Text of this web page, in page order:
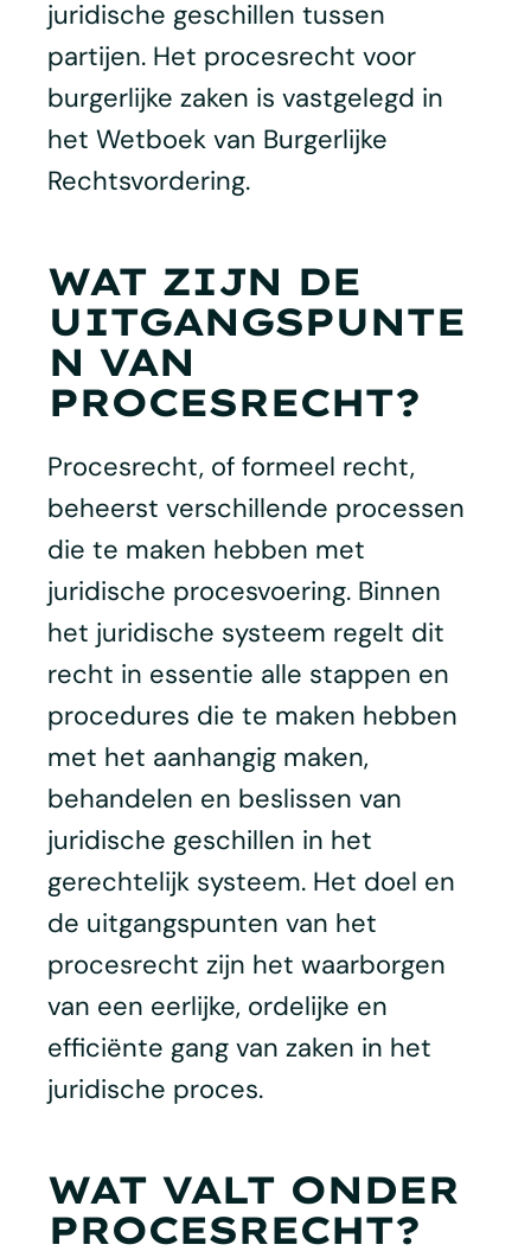
juridische geschillen tussen
partijen. Het procesrecht voor
burgerlijke zaken is vastgelegd in
het Wetboek van Burgerlijke
Rechtsvordering.
WAT ZIJN DE
UITGANGSPUNTE
N VAN
PROCESRECHT?
Procesrecht, of formeel recht,
beheerst verschillende processen
die te maken hebben met
juridische procesvoering. Binnen
het juridische systeem regelt dit
recht in essentie alle stappen en
procedures die te maken hebben
met het aanhangig maken,
behandelen en beslissen van
juridische geschillen in het
gerechtelijk systeem. Het doel en
de uitgangspunten van het
procesrecht zijn het waarborgen
van een eerlijke, ordelijke en
efficiënte gang van zaken in het
juridische proces.
WAT VALT ONDER
PROCESRECHT?